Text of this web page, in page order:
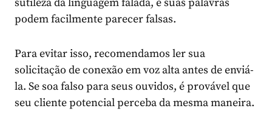
podem facilmente parecer falsas.
Para evitar isso, recomendamos ler sua
solicitação de conexão em voz alta antes de enviá-
la. Se soa falso para seus ouvidos, é provável que
seu cliente potencial perceba da mesma maneira.